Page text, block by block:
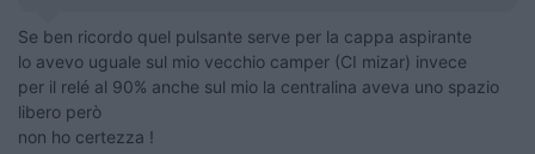
Se ben ricordo quel pulsante serve per la cappa aspirante
lo avevo uguale sul mio vecchio camper (CI mizar) invece
per il relé al 90% anche sul mio la centralina aveva uno spazio
libero però
non ho certezza !